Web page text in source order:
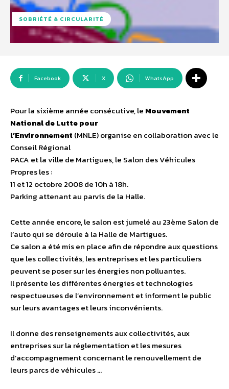
SOBRIÉTÉ & CIRCULARITÉ
Facebook X WhatsApp
Pour la sixième année consécutive, le Mouvement
National de Lutte pour
l’Environnement (MNLE) organise en collaboration avec le
Conseil Régional
PACA et la ville de Martigues, le Salon des Véhicules
Propres les :
11 et 12 octobre 2008 de 10h à 18h.
Parking attenant au parvis de la Halle.
Cette année encore, le salon est jumelé au 23ème Salon de
l’auto qui se déroule à la Halle de Martigues.
Ce salon a été mis en place afin de répondre aux questions
que les collectivités, les entreprises et les particuliers
peuvent se poser sur les énergies non polluantes.
Il présente les différentes énergies et technologies
respectueuses de l’environnement et informent le public
sur leurs avantages et leurs inconvénients.
Il donne des renseignements aux collectivités, aux
entreprises sur la réglementation et les mesures
d’accompagnement concernant le renouvellement de
leurs parcs de véhicules …